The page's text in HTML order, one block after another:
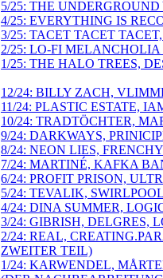
5/25: THE
4/25: EVERYTHING IS
3/25: TACET TACET
2/25: LO-FI
1/25: THE HALO TREES,
12/24: BILLY ZACH,
11/24: PLASTIC ESTATE,
10/24: TRADTÖCHTER,
9/24: DARKWAYS,
8/24: NEON LIES,
7/24: MARTINÉ, KAFKA
6/24: PROFIT PRISON,
5/24: TEVALIK,
4/24: DINA SUMMER,
3/24: GIBRISH, DELGRES,
2/24: REAL,
ZWEITER TEIL)
1/24: KARWENDEL,